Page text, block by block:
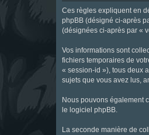
Ces règles expliquent en
phpBB (désigné ci-après
(désignées ci-après par «
Vos informations sont
fichiers temporaires de
« session-id »), tous deux
sujets que vous avez lus,
Nous pouvons également
le logiciel phpBB.
La seconde manière de